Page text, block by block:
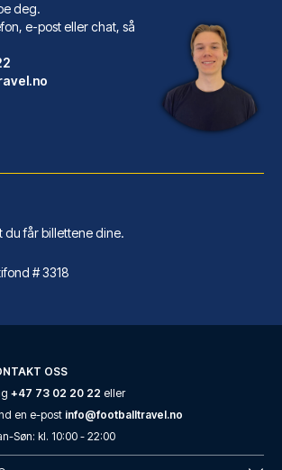
Victor Hugo
Villa Nice ...
Centre Gare
Ibis Styles N...
deg.
e-post eller chat, så
du får billettene dine.
# 3318
OSS
+47 73 02 20 22 eller
en e-post info@footballtravel.no
-Søn: kl. 10:00 - 22:00